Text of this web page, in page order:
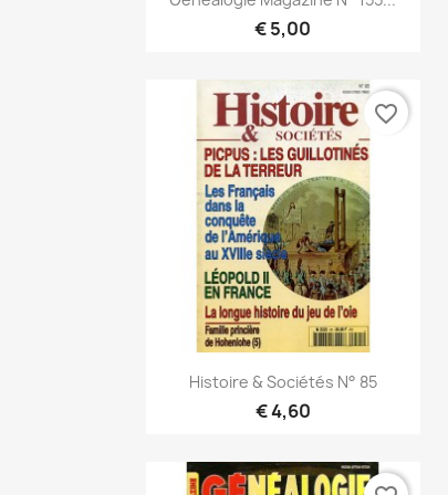
€ 5,00
Snel bekijken
Histoire & Sociétés N° 85
€ 4,60
favorite_border